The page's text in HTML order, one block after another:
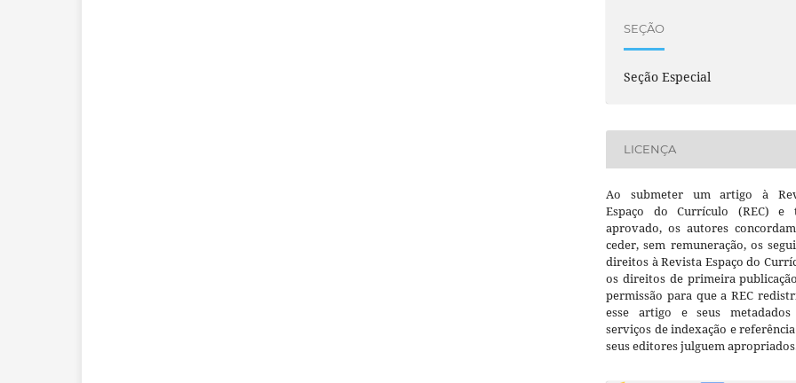
SEÇÃO
Seção Especial
LICENÇA
Ao submeter um artigo à
Espaço do Currículo (REC) e
aprovado, os autores
ceder, sem remuneração, os
direitos à Revista Espaço do
os direitos de primeira
permissão para que a REC
esse artigo e seus metadados
serviços de indexação e
seus editores julguem